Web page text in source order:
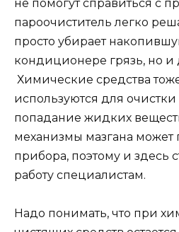
не помогут справиться с
пароочиститель легко
просто убирает
кондиционере грязь, но и
Химические средства
используются для
попадание жидких
механизмы мазгана может
прибора, поэтому и здесь
работу специалистам.
Надо понимать, что при